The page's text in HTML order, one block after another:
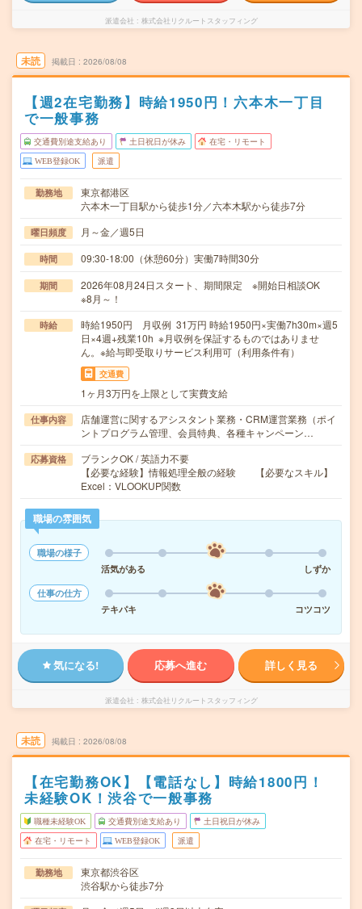
派遣会社 株式会社リクルートスタッフィング
未読 掲載日 2026/08/08
【週2在宅勤務】時給1950円！六本木一丁目
で一般事務
交通費別途支給あり 土日祝日が休み 在宅・リモート
WEB登録OK 派遣
勤務地
東京都港区
六本木一丁目駅から徒歩1分／六本木駅から徒歩7分
曜日頻度 月～金／週5日
時間 09:30-18:00（休憩60分）実働7時間30分
期間
2026年08月24日スタート、期間限定 ※開始日相談OK
※8月～！
時給
時給1950円 月収例 31万円 時給1950円×実働7h30m×週5
日×4週+残業10h ※月収例を保証するものではありませ
ん。※給与即受取りサービス利用可（利用条件有）
交通費
1ヶ月3万円を上限として実費支給
仕事内容
店舗運営に関するアシスタント業務・CRM運営業務（ポイ
ントプログラム管理、会員特典、各種キャンペーン…
応募資格
ブランクOK / 英語力不要
【必要な経験】情報処理全般の経験 【必要なスキル】
Excel：VLOOKUP関数
職場の雰囲気
職場の様子
活気がある
しずか
仕事の仕方
テキパキ
コツコツ
気になる! 応募へ進む 詳しく見る
派遣会社 株式会社リクルートスタッフィング
未読 掲載日 2026/08/08
【在宅勤務OK】【電話なし】時給1800円！
未経験OK！渋谷で一般事務
職種未経験OK 交通費別途支給あり 土日祝日が休み
在宅・リモート WEB登録OK 派遣
勤務地
東京都渋谷区
渋谷駅から徒歩7分